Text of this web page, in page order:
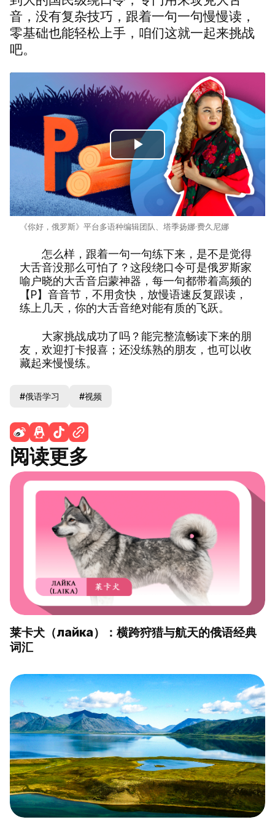
音，没有复杂技巧，跟着一句一句慢慢读，
零基础也能轻松上手，咱们这就一起来挑战
吧。
Play
Video
《你好，俄罗斯》平台多语种编辑团队、塔季扬娜·费久尼娜
怎么样，跟着一句一句练下来，是不是觉得
大舌音没那么可怕了？ 这段绕口令可是俄罗斯家
喻户晓的大舌音启蒙神器，每一句都带着高频的
【Р】音音节，不用贪快，放慢语速反复跟读，
练上几天，你的大舌音绝对能有质的飞跃。
大家挑战成功了吗？能完整流畅读下来的朋
友，欢迎打卡报喜；还没练熟的朋友，也可以收
藏起来慢慢练。
#俄语学习 #视频
阅读更多
莱卡犬（лайка）：横跨狩猎与航天的俄语经典
词汇